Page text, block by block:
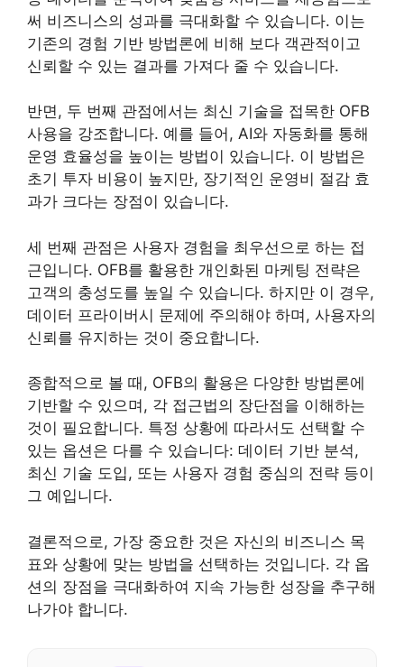
써 비즈니스의 성과를 극대화할 수 있습니다. 이는
기존의 경험 기반 방법론에 비해 보다 객관적이고
신뢰할 수 있는 결과를 가져다 줄 수 있습니다.
반면, 두 번째 관점에서는 최신 기술을 접목한 OFB
사용을 강조합니다. 예를 들어, AI와 자동화를 통해
운영 효율성을 높이는 방법이 있습니다. 이 방법은
초기 투자 비용이 높지만, 장기적인 운영비 절감 효
과가 크다는 장점이 있습니다.
세 번째 관점은 사용자 경험을 최우선으로 하는 접
근입니다. OFB를 활용한 개인화된 마케팅 전략은
고객의 충성도를 높일 수 있습니다. 하지만 이 경우,
데이터 프라이버시 문제에 주의해야 하며, 사용자의
신뢰를 유지하는 것이 중요합니다.
종합적으로 볼 때, OFB의 활용은 다양한 방법론에
기반할 수 있으며, 각 접근법의 장단점을 이해하는
것이 필요합니다. 특정 상황에 따라서도 선택할 수
있는 옵션은 다를 수 있습니다: 데이터 기반 분석,
최신 기술 도입, 또는 사용자 경험 중심의 전략 등이
그 예입니다.
결론적으로, 가장 중요한 것은 자신의 비즈니스 목
표와 상황에 맞는 방법을 선택하는 것입니다. 각 옵
션의 장점을 극대화하여 지속 가능한 성장을 추구해
나가야 합니다.